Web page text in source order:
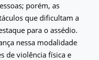
porém, as
que dificultam a
para o assédio.
nessa modalidade
de violência física e